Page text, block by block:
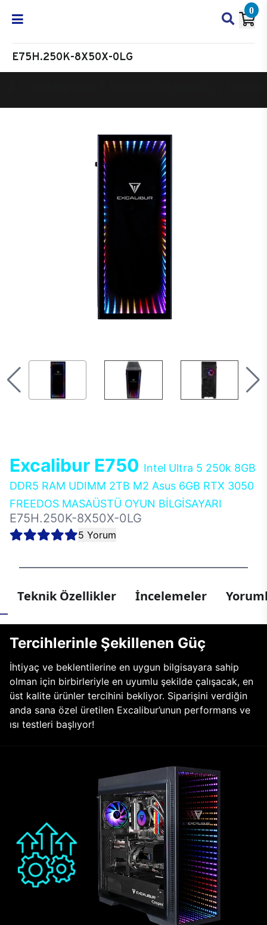
0
E75H.250K-8X50X-0LG
Excalibur E750 Intel Ultra 5 250k 8GB
DDR5 RAM UDIMM 2TB M2 Asus 6GB RTX 3050
FREEDOS MASAÜSTÜ OYUN BİLGİSAYARI
E75H.250K-8X50X-0LG
5 Yorum
Teknik Özellikler İncelemeler
Tercihlerinle Şekillenen Güç
İhtiyaç ve beklentilerine en uygun bilgisayara sahip
olman için birbirleriyle en uyumlu şekilde çalışacak, en
üst kalite ürünler tercihini bekliyor. Siparişini verdiğin
anda sana özel üretilen Excalibur’unun performans ve
ısı testleri başlıyor!